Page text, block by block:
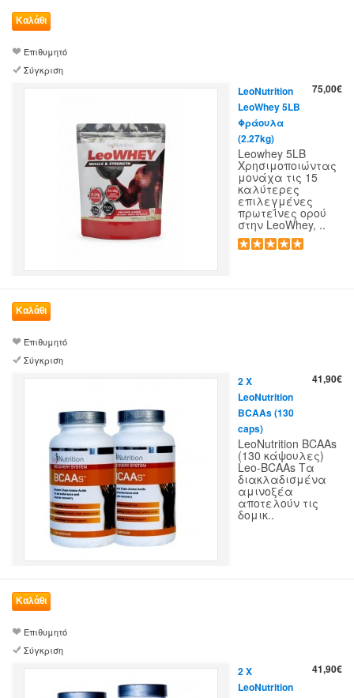
Επιθυμητό
Σύγκριση
75,00€
LeoNutrition
LeoWhey 5LB
Φράουλα
(2.27kg)
Leowhey 5LB
Χρησιμοποιώντας
μονάχα τις 15
καλύτερες
επιλεγμένες
πρωτεΐνες ορού
στην LeoWhey, ..
Επιθυμητό
Σύγκριση
41,90€
2 X
LeoNutrition
BCAAs (130
caps)
LeoNutrition BCAAs
(130 κάψουλες)
Leo-BCAAs Τα
διακλαδισμένα
αμινοξέα
αποτελούν τις
δομικ..
Επιθυμητό
Σύγκριση
41,90€
2 X
LeoNutrition